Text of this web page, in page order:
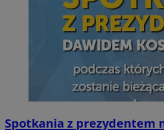
Spotkania z prezydentem